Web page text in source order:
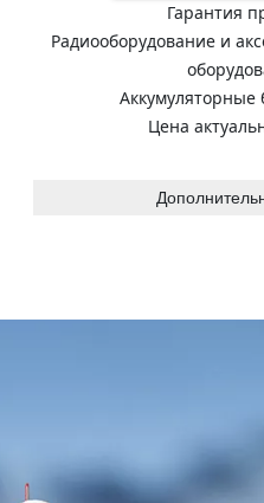
Гарантия
Радиооборудование и
Аккумуляторные
Цена